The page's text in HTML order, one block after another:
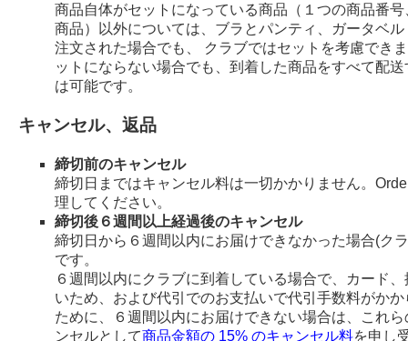
商品自体がセットになっている商品（１つの商品番
商品）以外については、ブラとパンティ、ガータベ
注文された場合でも、 クラブではセットを考慮でき
ットにならない場合でも、到着した商品をすべて配
は可能です。
キャンセル、返品
締切前のキャンセル
締切日まではキャンセル料は一切かかりません。
理してください。
締切後６週間以上経過後のキャンセル
締切日から６週間以内にお届けできなかった場合(ク
です。
６週間以内にクラブに到着している場合で、カード
いため、および代引でのお支払いで代引手数料がか
ために、６週間以内にお届けできない場合は、これ
ンセルとして商品金額の 15% のキャンセル料を申し